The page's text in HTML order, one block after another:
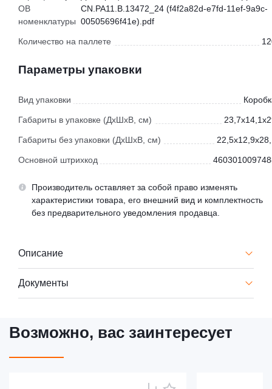
ОВ
номенклатуры
CN.РА11.В.13472_24 (f4f2a82d-e7fd-11ef-9a9c-
00505696f41e).pdf
Количество на паллете
Параметры упаковки
Вид упаковки
Габариты в упаковке (ДхШхВ, см)
Габариты без упаковки (ДхШхВ, см)
Основной штрихкод
Производитель оставляет за собой право изменять
характеристики товара, его внешний вид и комплектность
без предварительного уведомления продавца.
Описание
Документы
Возможно, вас заинтересует